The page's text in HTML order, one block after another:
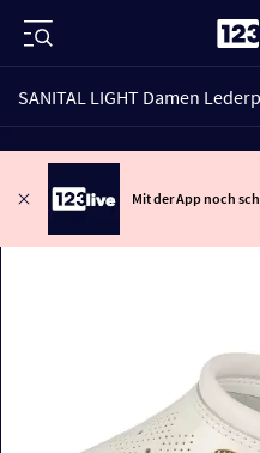
SANITAL LIGHT Damen
Mit der App noch